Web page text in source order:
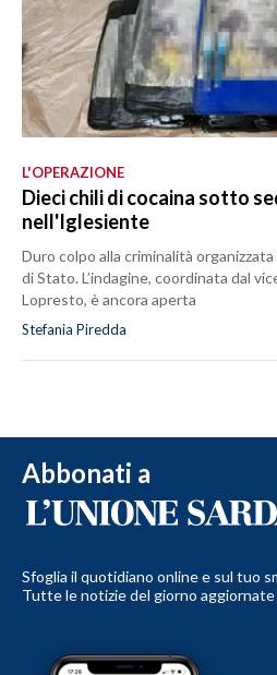
L'OPERAZIONE
Dieci chili di cocaina sotto
nell'Iglesiente
Duro colpo alla criminalità
di Stato. L’indagine, coordinata dal
Lopresto, è ancora aperta
Stefania Piredda
Abbonati a
Sfoglia il quotidiano online e sul tuo
Tutte le notizie del giorno